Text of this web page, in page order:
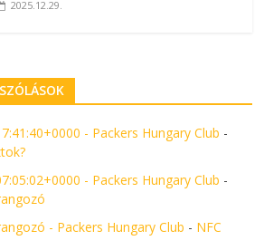
2025.12.29.
- Packers Hungary Club -
- Packers Hungary Club -
- Packers Hungary Club - NFC